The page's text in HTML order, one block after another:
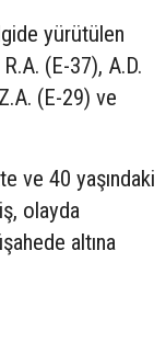
yürütülen
(E-37), A.D.
(E-29) ve
ve 40 yaşındaki
olayda
altına